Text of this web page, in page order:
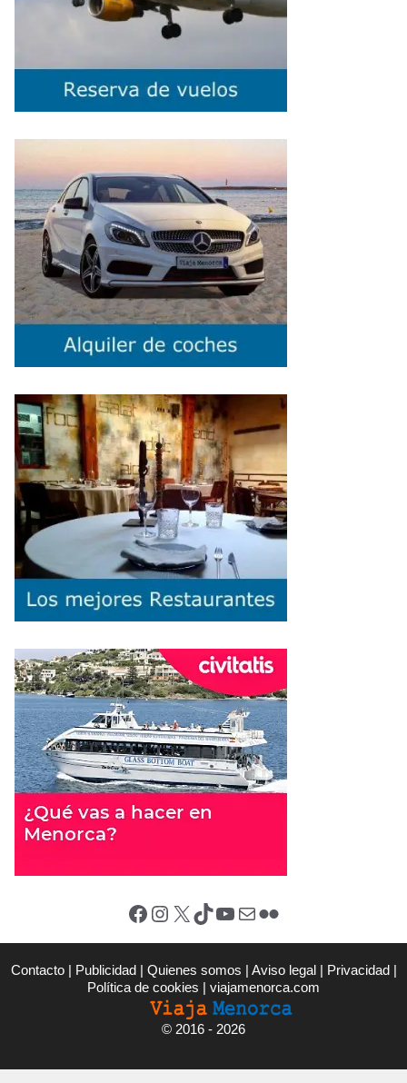
Facebook Instagram X (Twitter) TikTok YouTube Correo electrónico Flickr
Contacto | Publicidad | Quienes somos | Aviso legal | Privacidad |
Política de cookies | viajamenorca.com
© 2016 - 2026